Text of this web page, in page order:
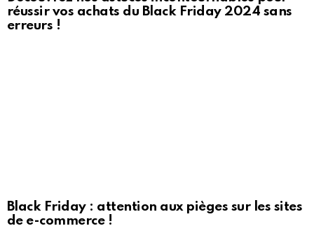
réussir vos achats du Black Friday 2024 sans
erreurs !
Black Friday : attention aux pièges sur les sites
de e-commerce !